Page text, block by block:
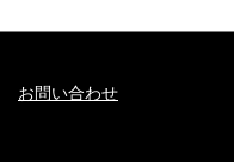
お問い合わせ